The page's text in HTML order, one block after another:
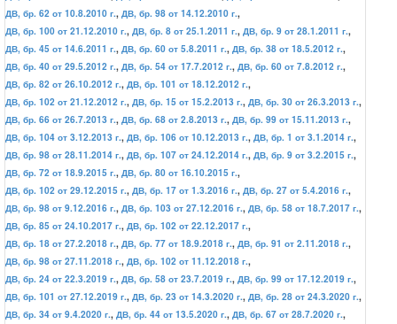
ДВ, бр. 62 от 10.8.2010 г., ДВ, бр. 98 от 14.12.2010 г.,
ДВ, бр. 100 от 21.12.2010 г., ДВ, бр. 8 от 25.1.2011 г., ДВ, бр. 9 от 28.1.2011 г.,
ДВ, бр. 45 от 14.6.2011 г., ДВ, бр. 60 от 5.8.2011 г., ДВ, бр. 38 от 18.5.2012 г.,
ДВ, бр. 40 от 29.5.2012 г., ДВ, бр. 54 от 17.7.2012 г., ДВ, бр. 60 от 7.8.2012 г.,
ДВ, бр. 82 от 26.10.2012 г., ДВ, бр. 101 от 18.12.2012 г.,
ДВ, бр. 102 от 21.12.2012 г., ДВ, бр. 15 от 15.2.2013 г., ДВ, бр. 30 от 26.3.2013 г.,
ДВ, бр. 66 от 26.7.2013 г., ДВ, бр. 68 от 2.8.2013 г., ДВ, бр. 99 от 15.11.2013 г.,
ДВ, бр. 104 от 3.12.2013 г., ДВ, бр. 106 от 10.12.2013 г., ДВ, бр. 1 от 3.1.2014 г.,
ДВ, бр. 98 от 28.11.2014 г., ДВ, бр. 107 от 24.12.2014 г., ДВ, бр. 9 от 3.2.2015 г.,
ДВ, бр. 72 от 18.9.2015 г., ДВ, бр. 80 от 16.10.2015 г.,
ДВ, бр. 102 от 29.12.2015 г., ДВ, бр. 17 от 1.3.2016 г., ДВ, бр. 27 от 5.4.2016 г.,
ДВ, бр. 98 от 9.12.2016 г., ДВ, бр. 103 от 27.12.2016 г., ДВ, бр. 58 от 18.7.2017 г.,
ДВ, бр. 85 от 24.10.2017 г., ДВ, бр. 102 от 22.12.2017 г.,
ДВ, бр. 18 от 27.2.2018 г., ДВ, бр. 77 от 18.9.2018 г., ДВ, бр. 91 от 2.11.2018 г.,
ДВ, бр. 98 от 27.11.2018 г., ДВ, бр. 102 от 11.12.2018 г.,
ДВ, бр. 24 от 22.3.2019 г., ДВ, бр. 58 от 23.7.2019 г., ДВ, бр. 99 от 17.12.2019 г.,
ДВ, бр. 101 от 27.12.2019 г., ДВ, бр. 23 от 14.3.2020 г., ДВ, бр. 28 от 24.3.2020 г.,
ДВ, бр. 34 от 9.4.2020 г., ДВ, бр. 44 от 13.5.2020 г., ДВ, бр. 67 от 28.7.2020 г.,